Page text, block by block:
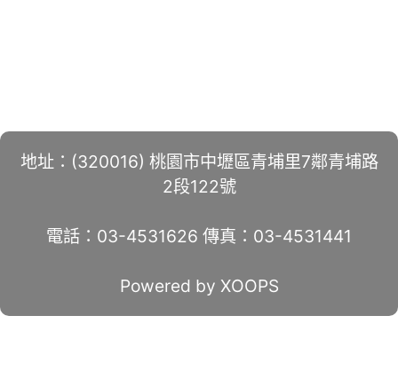
地址：(320016) 桃園市中壢區青埔里7鄰青埔路
2段122號
電話：03-4531626 傳真：03-4531441
Powered by XOOPS